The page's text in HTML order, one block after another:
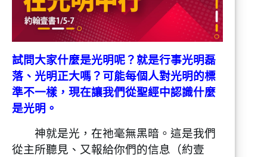
6 我們若說是與 神相交，卻仍在黑暗裡
行，就是說謊話，不行真理了。
7 我們若在光明中行，如同 神在光明中，
就彼此相交，他兒子耶穌的血也洗淨我們一
切的罪。
試問大家什麼是光明呢？就是行事光明磊
落、光明正大嗎？可能每個人對光明的標
準不一樣，現在讓我們從聖經中認識什麼
是光明。
神就是光，在祂毫無黑暗。這是我們
從主所聽見、又報給你們的信息（約壹